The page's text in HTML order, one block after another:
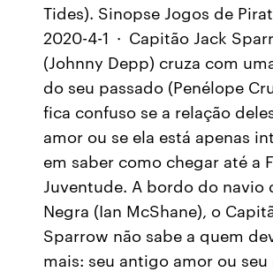
Tides). Sinopse Jogos de
2020-4-1 · Capitão Jack
(Johnny Depp) cruza com
do seu passado (Penélope
fica confuso se a relação
amor ou se ela está apenas
em saber como chegar até a
Juventude. A bordo do navio
Negra (Ian McShane), o
Sparrow não sabe a quem
mais: seu antigo amor ou seu